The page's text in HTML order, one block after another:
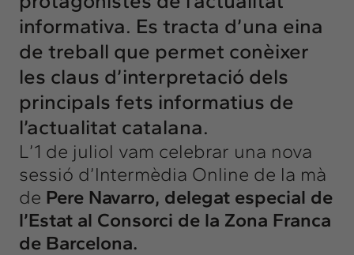
informativa. Es tracta d’una eina
de treball que permet conèixer
les claus d’interpretació dels
principals fets informatius de
l’actualitat catalana.
L’1 de juliol vam celebrar una nova
sessió d’Intermèdia Online de la mà
de Pere Navarro, delegat especial de
l’Estat al Consorci de la Zona Franca
de Barcelona.